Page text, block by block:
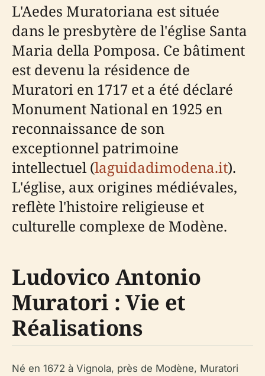
L'Aedes Muratoriana est située
dans le presbytère de l'église Santa
Maria della Pomposa. Ce bâtiment
est devenu la résidence de
Muratori en 1717 et a été déclaré
Monument National en 1925 en
reconnaissance de son
exceptionnel patrimoine
intellectuel (laguidadimodena.it).
L'église, aux origines médiévales,
reflète l'histoire religieuse et
culturelle complexe de Modène.
Ludovico Antonio
Muratori : Vie et
Réalisations
Né en 1672 à Vignola, près de Modène, Muratori